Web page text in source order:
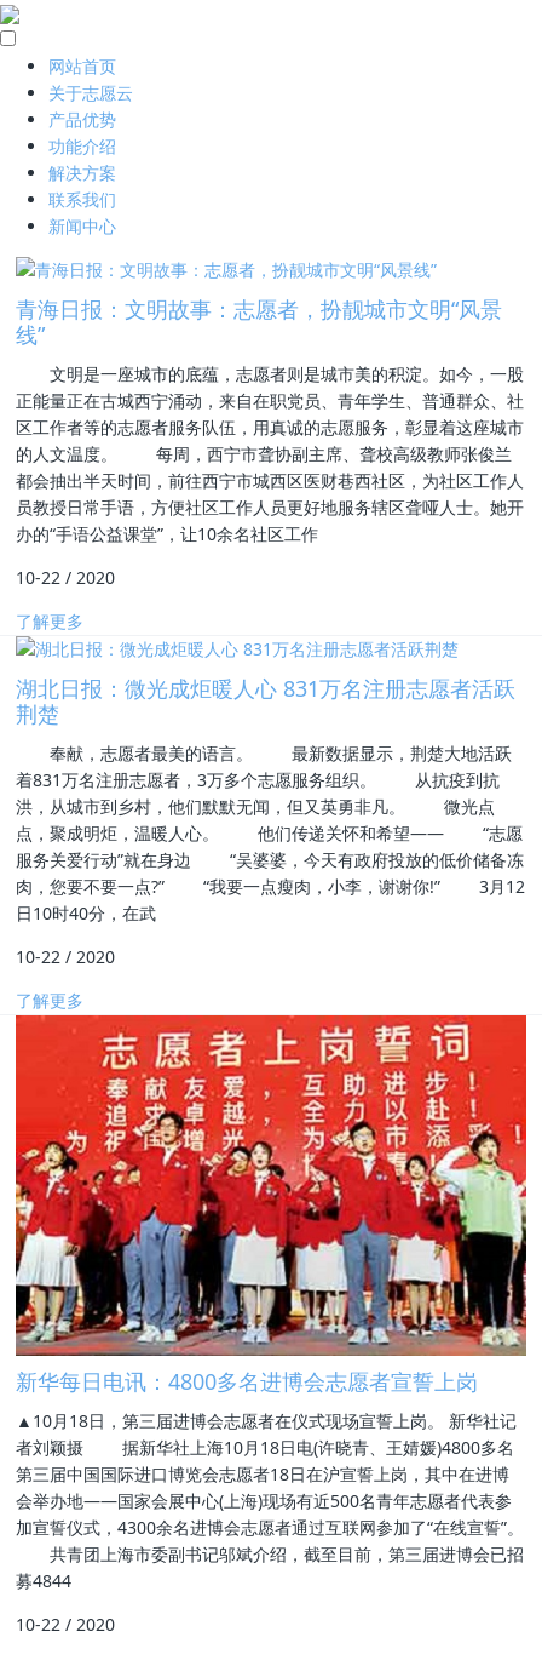
网站首页
关于志愿云
产品优势
功能介绍
解决方案
联系我们
新闻中心
青海日报：文明故事：志愿者，扮靓城市文明“风景
线”
文明是一座城市的底蕴，志愿者则是城市美的积淀。如今，一股
正能量正在古城西宁涌动，来自在职党员、青年学生、普通群众、社
区工作者等的志愿者服务队伍，用真诚的志愿服务，彰显着这座城市
的人文温度。 每周，西宁市聋协副主席、聋校高级教师张俊兰
都会抽出半天时间，前往西宁市城西区医财巷西社区，为社区工作人
员教授日常手语，方便社区工作人员更好地服务辖区聋哑人士。她开
办的“手语公益课堂”，让10余名社区工作
10-22 / 2020
了解更多
湖北日报：微光成炬暖人心 831万名注册志愿者活跃
荆楚
奉献，志愿者最美的语言。 最新数据显示，荆楚大地活跃
着831万名注册志愿者，3万多个志愿服务组织。 从抗疫到抗
洪，从城市到乡村，他们默默无闻，但又英勇非凡。 微光点
点，聚成明炬，温暖人心。 他们传递关怀和希望—— “志愿
服务关爱行动”就在身边 “吴婆婆，今天有政府投放的低价储备冻
肉，您要不要一点?” “我要一点瘦肉，小李，谢谢你!” 3月12
日10时40分，在武
10-22 / 2020
了解更多
新华每日电讯：4800多名进博会志愿者宣誓上岗
▲10月18日，第三届进博会志愿者在仪式现场宣誓上岗。 新华社记
者刘颖摄 据新华社上海10月18日电(许晓青、王婧媛)4800多名
第三届中国国际进口博览会志愿者18日在沪宣誓上岗，其中在进博
会举办地——国家会展中心(上海)现场有近500名青年志愿者代表参
加宣誓仪式，4300余名进博会志愿者通过互联网参加了“在线宣誓”。
共青团上海市委副书记邬斌介绍，截至目前，第三届进博会已招
募4844
10-22 / 2020